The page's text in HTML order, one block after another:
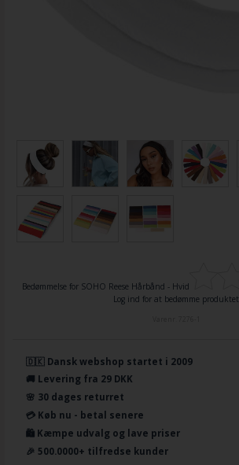
Bedømmelse for SOHO Reese Hårbånd - Hvid
Log ind for at bedømme produktet
🇩🇰 Dansk webshop startet i 2009
🚚 Levering fra 29 DKK
🌸 30 dages returret
💳 Køb nu - betal senere
🛍️ Kæmpe udvalg og lave priser
🎉 500.0000+ tilfredse kunder